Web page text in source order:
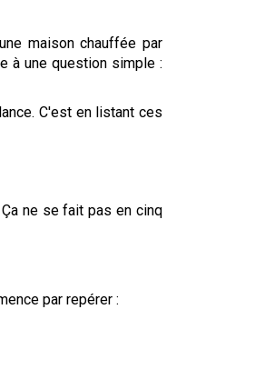
maison chauffée par
à une question simple :
C'est en listant ces
ne se fait pas en cinq
par repérer :